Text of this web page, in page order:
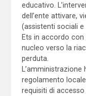
educativo.
dell’ente attivare,
(assistenti sociali
Ets in accordo con
nucleo verso la
perduta.
regolamento
requisiti di